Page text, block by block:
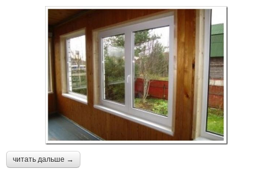
читать дальше →